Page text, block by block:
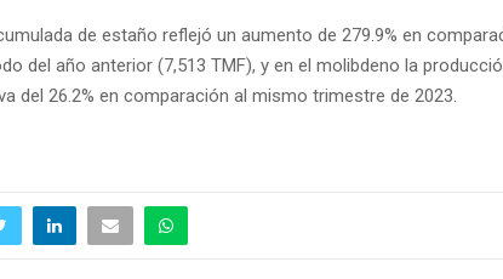
de estaño reflejó un aumento de 279.9% en
del año anterior (7,513 TMF), y en el molibdeno la
del 26.2% en comparación al mismo trimestre de 2023.